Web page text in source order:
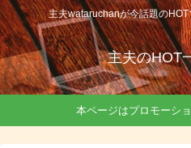
主夫wataruchanが今話題の
主夫のHOT
本ページはプロモーシ